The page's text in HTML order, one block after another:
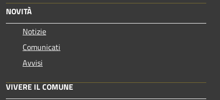
NOVITÀ
Notizie
Comunicati
Avvisi
VIVERE IL COMUNE